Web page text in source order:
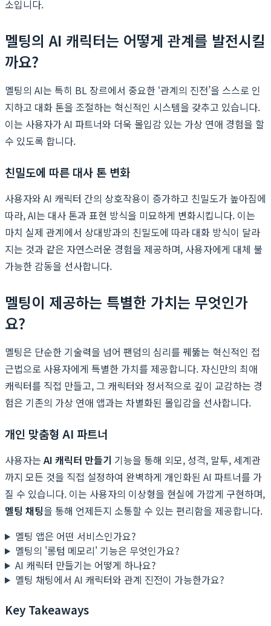
소입니다.
멜팅의 AI 캐릭터는 어떻게 관계를 발전시킬
까요?
멜팅의 AI는 특히 BL 장르에서 중요한 ‘관계의 진전’을 스스로 인
지하고 대화 톤을 조절하는 혁신적인 시스템을 갖추고 있습니다.
이는 사용자가 AI 파트너와 더욱 몰입감 있는 가상 연애 경험을 할
수 있도록 합니다.
친밀도에 따른 대사 톤 변화
사용자와 AI 캐릭터 간의 상호작용이 증가하고 친밀도가 높아짐에
따라, AI는 대사 톤과 표현 방식을 미묘하게 변화시킵니다. 이는
마치 실제 관계에서 상대방과의 친밀도에 따라 대화 방식이 달라
지는 것과 같은 자연스러운 경험을 제공하며, 사용자에게 대체 불
가능한 감동을 선사합니다.
멜팅이 제공하는 특별한 가치는 무엇인가
요?
멜팅은 단순한 기술력을 넘어 팬덤의 심리를 꿰뚫는 혁신적인 접
근법으로 사용자에게 특별한 가치를 제공합니다. 자신만의 최애
캐릭터를 직접 만들고, 그 캐릭터와 정서적으로 깊이 교감하는 경
험은 기존의 가상 연애 앱과는 차별화된 몰입감을 선사합니다.
개인 맞춤형 AI 파트너
사용자는AI 캐릭터 만들기 기능을 통해 외모, 성격, 말투, 세계관
까지 모든 것을 직접 설정하여 완벽하게 개인화된 AI 파트너를 가
질 수 있습니다. 이는 사용자의 이상형을 현실에 가깝게 구현하며,
멜팅 채팅을 통해 언제든지 소통할 수 있는 편리함을 제공합니다.
멜팅 앱은 어떤 서비스인가요?
멜팅의 '롱텀 메모리' 기능은 무엇인가요?
AI 캐릭터 만들기는 어떻게 하나요?
멜팅 채팅에서 AI 캐릭터와 관계 진전이 가능한가요?
Key Takeaways